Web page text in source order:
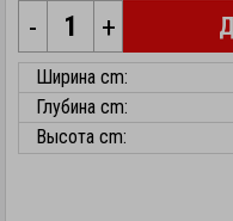
- +
Ширина cm:
Глубина cm:
Высота cm: